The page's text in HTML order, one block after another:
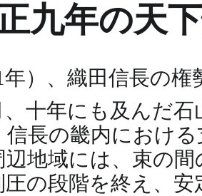
九年の天
年）、織田信長の
、十年にも及んだ
信長の畿内におけ
地域には、束の
の段階を終え、